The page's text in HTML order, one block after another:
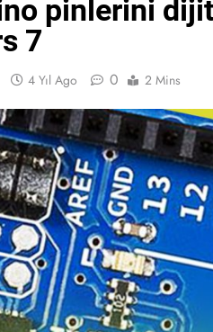
pinlerini
7
4 Yıl Ago 0 2 Mins